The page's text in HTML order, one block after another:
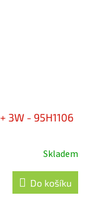
3W - 95H1106
Skladem
Do košíku